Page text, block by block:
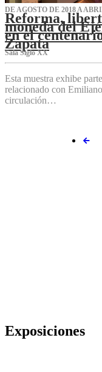
DE AGOSTO DE 2018 A
Reforma,
moneda del
en el
Zapata
Sala Siglo XX
Esta muestra exhibe
relacionado con
circulación…
Exposiciones